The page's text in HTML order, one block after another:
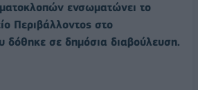
ενσωματώνει το
Περιβάλλοντος στο
δόθηκε σε δημόσια διαβούλευση.